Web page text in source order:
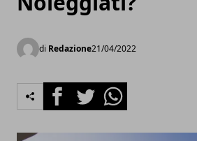
di Redazione21/04/2022
FacebookTwitterWhatsapp